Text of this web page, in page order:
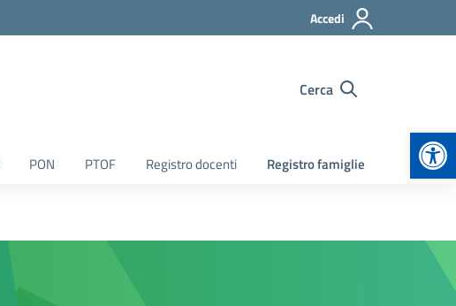
Accedi
Cerca
PON PTOF Registro docenti Registro famiglie